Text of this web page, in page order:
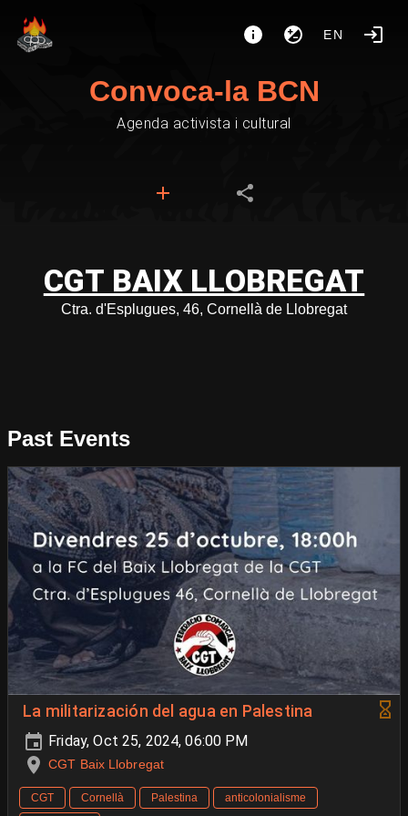
EN
Convoca-la BCN
Agenda activista i cultural
CGT BAIX LLOBREGAT
Ctra. d'Esplugues, 46, Cornellà de Llobregat
Past Events
La militarización del agua en Palestina
Friday, Oct 25, 2024, 06:00 PM
CGT Baix Llobregat
CGT Cornellà Palestina anticolonialisme